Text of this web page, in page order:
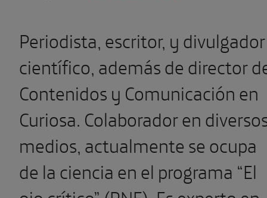
Periodista, escritor, y divulgador
científico, además de director
Contenidos y Comunicación en
Curiosa. Colaborador en
medios, actualmente se ocupa
de la ciencia en el programa “El